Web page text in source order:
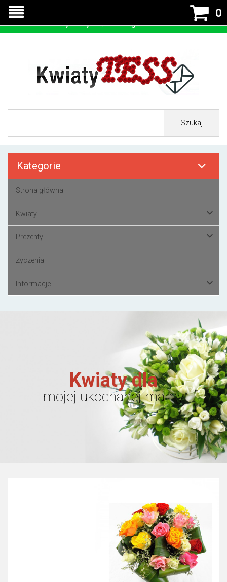
0
Szukaj
Kategorie
Strona główna
Kwiaty
Prezenty
Życzenia
Informacje
Kwiaty dla
mojej ukochanej mamy
Nasza strona korzysta z cookies - czyli tzw ciastek w celu
prawidłowego działania. Zaakceptuj przyjmowanie cookies
aby korzystać z naszego serwisu.